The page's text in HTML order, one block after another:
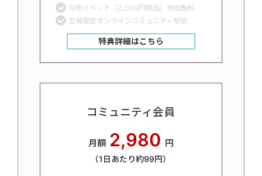
月例イベント（2,000円相当）参加無料
会員限定オンラインコミュニティ参加
特典詳細はこちら
コミュニティ会員
月額 2,980 円
（1日あたり約99円）